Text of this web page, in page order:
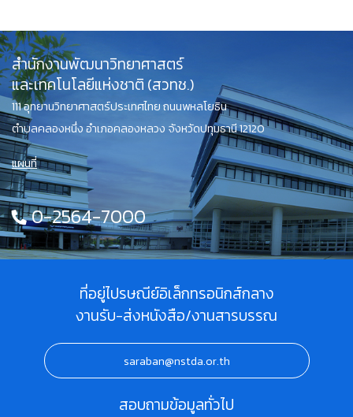
สำนักงานพัฒนาวิทยาศาสตร์
และเทคโนโลยีแห่งชาติ (สวทช.)
111 อุทยานวิทยาศาสตร์ประเทศไทย ถนนพหลโยธิน
ตำบลคลองหนึ่ง อำเภอคลองหลวง จังหวัดปทุมธานี 12120
แผนที่
0-2564-7000
ที่อยู่ไปรษณีย์อิเล็กทรอนิกส์กลาง
งานรับ-ส่งหนังสือ/งานสารบรรณ
saraban@nstda.or.th
สอบถามข้อมูลทั่วไป